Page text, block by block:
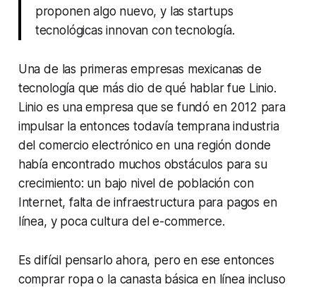
proponen algo nuevo, y lasstartups
tecnológicas innovan con tecnología.
Una de las primeras empresas mexicanas de
tecnología que más dio de qué hablar fue Linio.
Linio es una empresa que se fundó en 2012 para
impulsar la entonces todavía temprana industria
del comercio electrónico en una región donde
había encontrado muchos obstáculos para su
crecimiento: un bajo nivel de población con
Internet, falta de infraestructura para pagos en
línea, y poca cultura dele-commerce.
Es difícil pensarlo ahora, pero en ese entonces
comprar ropa o la canasta básica en línea incluso